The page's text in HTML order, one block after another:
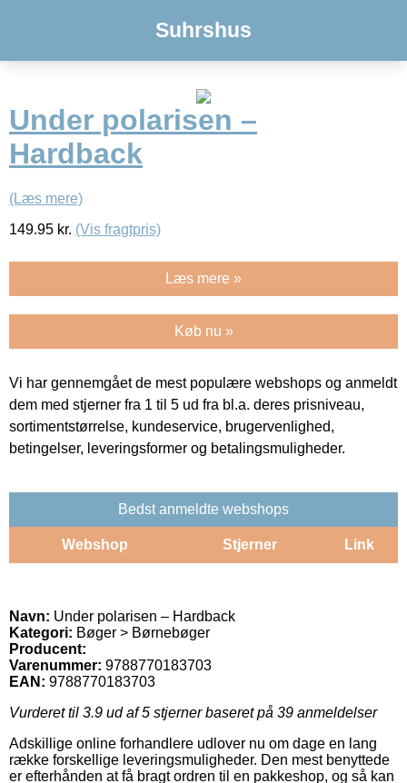
Suhrshus
Under polarisen –
Hardback
(Læs mere)
149.95 kr. (Vis fragtpris)
Læs mere »
Køb nu »
Vi har gennemgået de mest populære webshops og anmeldt
dem med stjerner fra 1 til 5 ud fra bl.a. deres prisniveau,
sortimentstørrelse, kundeservice, brugervenlighed,
betingelser, leveringsformer og betalingsmuligheder.
Bedst anmeldte webshops
Webshop Stjerner Link
Navn: Under polarisen – Hardback
Kategori: Bøger > Børnebøger
Producent:
Varenummer: 9788770183703
EAN: 9788770183703
Vurderet til 3.9 ud af 5 stjerner baseret på 39 anmeldelser
Adskillige online forhandlere udlover nu om dage en lang
række forskellige leveringsmuligheder. Den mest benyttede
er efterhånden at få bragt ordren til en pakkeshop, og så kan